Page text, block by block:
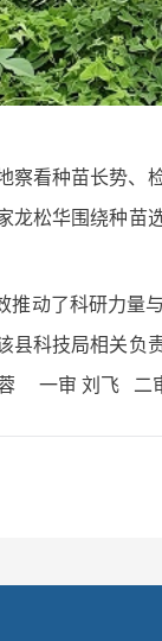
察看种苗长势
龙松华围绕种
推动了科研力
县科技局相关
一审 刘飞 二